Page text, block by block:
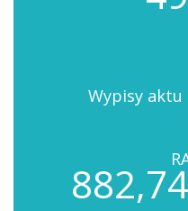
Wypisy aktu